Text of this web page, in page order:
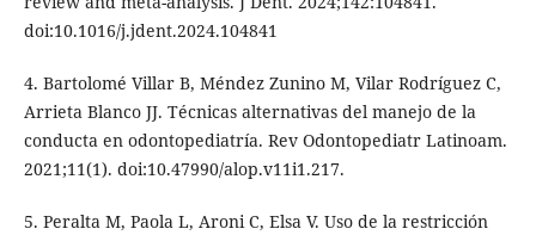
doi:10.1016/j.jdent.2024.104841
4. Bartolomé Villar B, Méndez Zunino M, Vilar Rodríguez C,
Arrieta Blanco JJ. Técnicas alternativas del manejo de la
conducta en odontopediatría. Rev Odontopediatr Latinoam.
2021;11(1). doi:10.47990/alop.v11i1.217.
5. Peralta M, Paola L, Aroni C, Elsa V. Uso de la restricción